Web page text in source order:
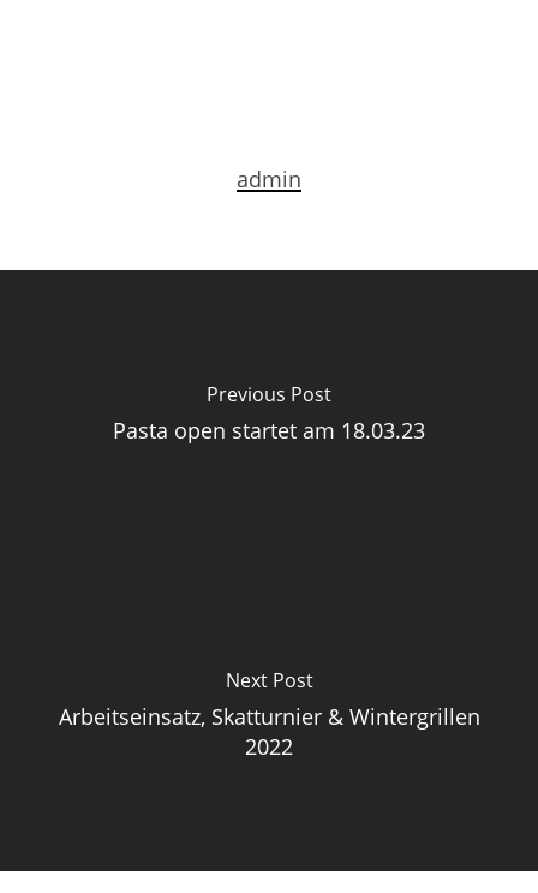
admin
Previous Post
Pasta open startet am 18.03.23
Next Post
Arbeitseinsatz, Skatturnier & Wintergrillen
2022